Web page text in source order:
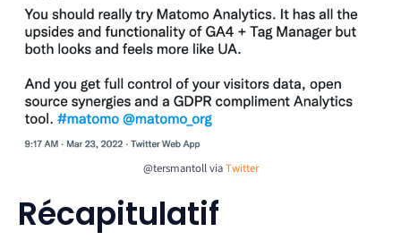
@tersmantoll viaTwitter
Récapitulatif